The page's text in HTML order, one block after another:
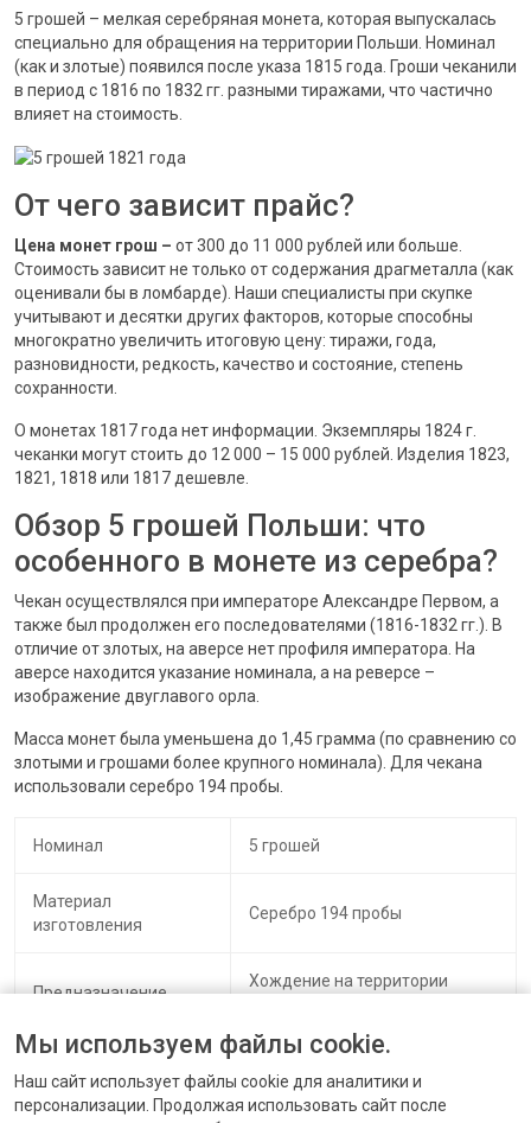
5 грошей – мелкая серебряная монета, которая выпускалась
специально для обращения на территории Польши. Номинал
(как и злотые) появился после указа 1815 года. Гроши чеканили
в период с 1816 по 1832 гг. разными тиражами, что частично
влияет на стоимость.
От чего зависит прайс?
Цена монет грош – от 300 до 11 000 рублей или больше.
Стоимость зависит не только от содержания драгметалла (как
оценивали бы в ломбарде). Наши специалисты при скупке
учитывают и десятки других факторов, которые способны
многократно увеличить итоговую цену: тиражи, года,
разновидности, редкость, качество и состояние, степень
сохранности.
О монетах 1817 года нет информации. Экземпляры 1824 г.
чеканки могут стоить до 12 000 – 15 000 рублей. Изделия 1823,
1821, 1818 или 1817 дешевле.
Обзор 5 грошей Польши: что
особенного в монете из серебра?
Чекан осуществлялся при императоре Александре Первом, а
также был продолжен его последователями (1816-1832 гг.). В
отличие от злотых, на аверсе нет профиля императора. На
аверсе находится указание номинала, а на реверсе –
изображение двуглавого орла.
Масса монет была уменьшена до 1,45 грамма (по сравнению со
злотыми и грошами более крупного номинала). Для чекана
использовали серебро 194 пробы.
Номинал 5 грошей
Материал
изготовления
Серебро 194 пробы
Предназначение
Хождение на территории
Мы используем файлы cookie.
Наш сайт использует файлы cookie для аналитики и
персонализации. Продолжая использовать сайт после